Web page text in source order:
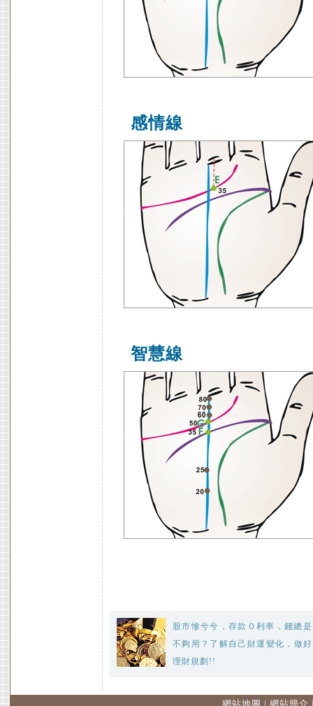
感情線
智慧線
股市慘兮兮，存款０利率，錢總是
不夠用？了解自己財運變化，做好
理財規劃!!
網站地圖 | 網站簡介